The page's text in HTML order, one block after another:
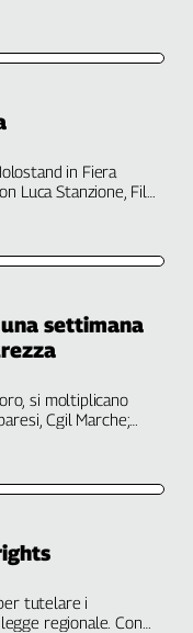
in Fiera
Luca Stanzione, Filt
settimana
si moltiplicano
tutelare i
regionale. Con